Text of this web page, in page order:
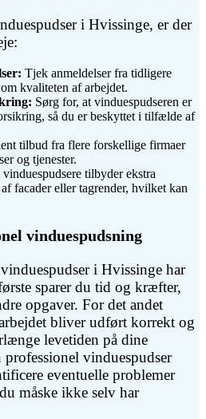
i Hvissinge, er der
Tjek anmeldelser fra tidligere
kvaliteten af arbejdet.
Sørg for, at vinduespudseren er
så du er beskyttet i tilfælde af
tilbud fra flere forskellige firmaer
og tjenester.
tilbyder ekstra
facader eller tagrender, hvilket kan
vinduespudsning
i Hvissinge har
sparer du tid og kræfter,
opgaver. For det andet
bliver udført korrekt og
levetiden på dine
vinduespudser
eventuelle problemer
måske ikke selv har